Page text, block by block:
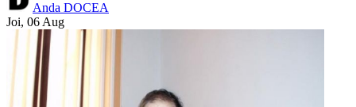
Anda DOCEA
Joi, 06 Aug